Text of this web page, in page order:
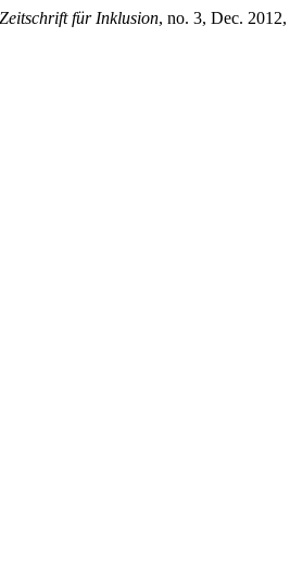
Zeitschrift für Inklusion, no. 3, Dec. 2012,